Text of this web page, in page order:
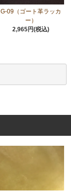
G-09（ゴート革ラッカ
ー）
2,965円(税込)